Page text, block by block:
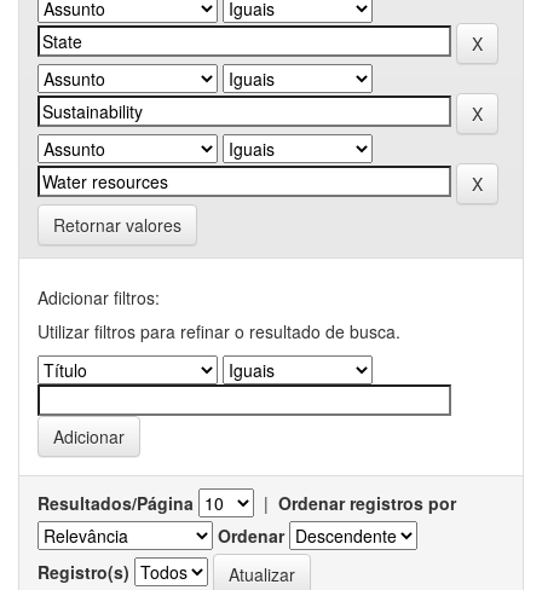
Retornar valores
Adicionar filtros:
Utilizar filtros para refinar o resultado de busca.
Resultados/Página | Ordenar registros por
Ordenar
Registro(s)